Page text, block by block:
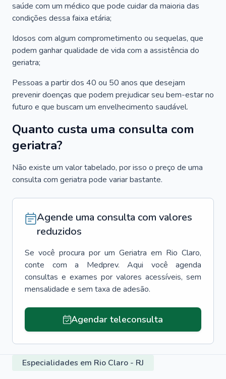
saúde com um médico que pode cuidar da maioria das
condições dessa faixa etária;
Idosos com algum comprometimento ou sequelas, que
podem ganhar qualidade de vida com a assistência do
geriatra;
Pessoas a partir dos 40 ou 50 anos que desejam
prevenir doenças que podem prejudicar seu bem-estar no
futuro e que buscam um envelhecimento saudável.
Quanto custa uma consulta com
geriatra?
Não existe um valor tabelado, por isso o preço de uma
consulta com geriatra pode variar bastante.
Agende uma consulta com valores
reduzidos
Se você procura por um Geriatra em Rio Claro,
conte com a Medprev. Aqui você agenda
consultas e exames por valores acessíveis, sem
mensalidade e sem taxa de adesão.
Agendar teleconsulta
Especialidades em Rio Claro - RJ